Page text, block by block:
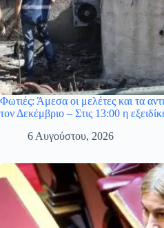
Φωτιές: Άμεσα οι μελέτες και τα
τον Δεκέμβριο – Στις 13:00 η
6 Αυγούστου, 2026